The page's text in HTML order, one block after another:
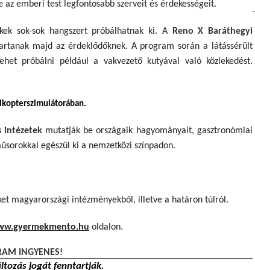
emberi test legfontosabb szerveit és érdekességeit.
sok-sok hangszert próbálhatnak ki. A
Reno X Baráthegyi
majd az érdeklődőknek. A program során a látássérült
próbálni például a vakvezető kutyával való közlekedést.
intézetekmutatják be országaik hagyományait, gasztronómiai
egészül ki a nemzetközi színpadon.
magyarországi intézményekből, illetve a határon túlról.
oldalon.
INGYENES!
jogát fenntartják.